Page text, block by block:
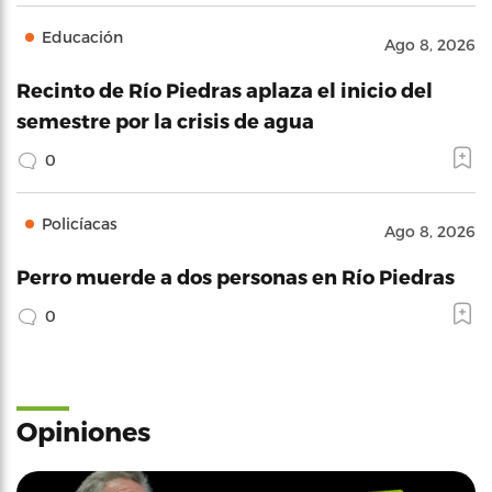
Educación Ago 8, 2026
Recinto de Río Piedras aplaza el inicio del
semestre por la crisis de agua
0
Policíacas Ago 8, 2026
Perro muerde a dos personas en Río Piedras
0
Opiniones